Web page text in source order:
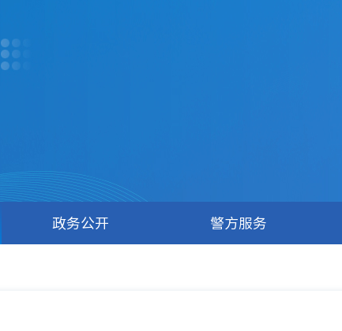
政务公开 警方服务